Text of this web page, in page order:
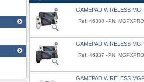
GAMEPAD WIRELESS
Ref. 46338 - PN:
GAMEPAD WIRELESS
Ref. 46337 - PN: MGPXPRO
GAMEPAD WIRELESS